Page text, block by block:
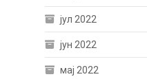
јул 2022
јун 2022
мај 2022